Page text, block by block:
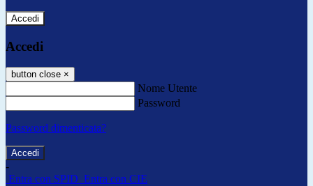
Accedi
Accedi
button close ×
Nome Utente
Password
Password dimenticata?
-
Entra con SPID Entra con CIE